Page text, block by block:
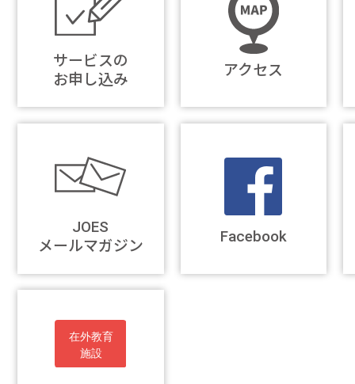
サービスの
お申し込み
アクセス
JOES
メールマガジン
Facebook